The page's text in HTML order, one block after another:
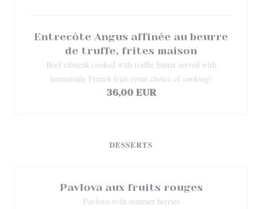
Entrecôte Angus affinée au beurre
de truffe, frites maison
Beef ribsteak cooked with truffle butter served with
homemade French fries (your choice of cooking)
36,00 EUR
DESSERTS
Pavlova aux fruits rouges
Pavlova with summer berries